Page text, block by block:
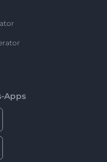
Apps